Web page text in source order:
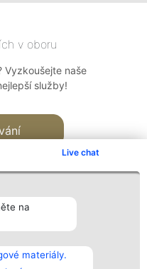
Live chat
na
materiály.
v oboru
Vyzkoušejte naše
služby!
Kontakt